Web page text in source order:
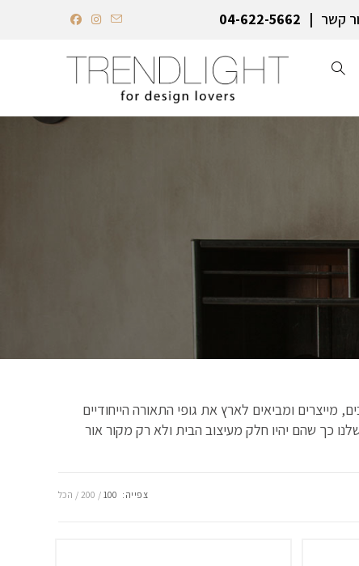
קשר 04-622-5662‏
מייצרים ומביאים לארץ את גופי התאורה הייחודיים
כך שהם יהיו חלק מעיצוב הבית ולא רק מקור אור
צפייה: 100
200 הכל